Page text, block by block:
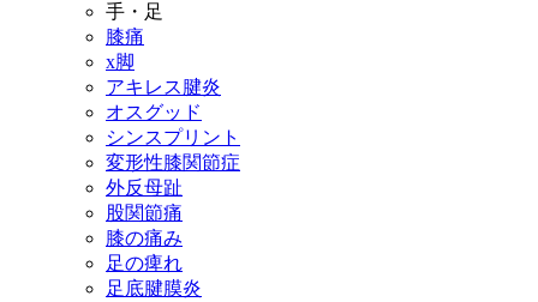
手・足
膝痛
x脚
アキレス腱炎
オスグッド
シンスプリント
変形性膝関節症
外反母趾
股関節痛
膝の痛み
足の痺れ
足底腱膜炎